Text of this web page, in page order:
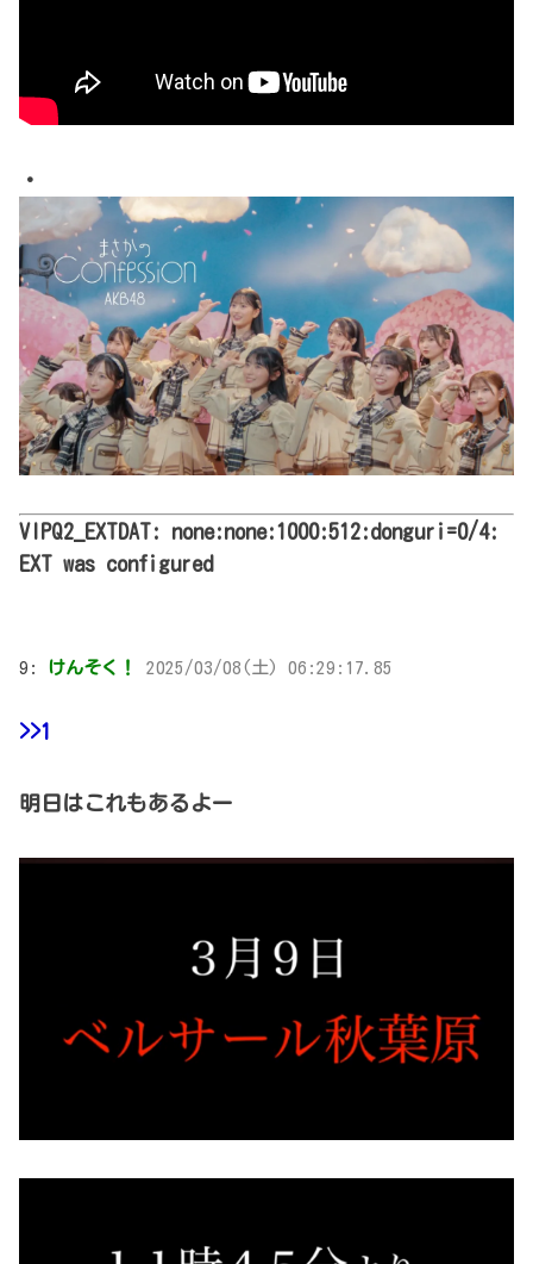
・
VIPQ2_EXTDAT: none:none:1000:512:donguri=0/4:
EXT was configured
9: けんそく！ 2025/03/08(土) 06:29:17.85
>>1
明日はこれもあるよー